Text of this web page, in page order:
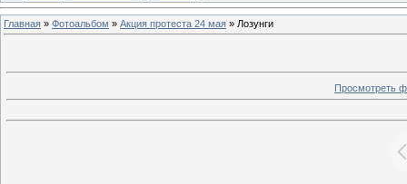
Главная » Фотоальбом » Акция протеста 24 мая » Лозунги
Просмотреть